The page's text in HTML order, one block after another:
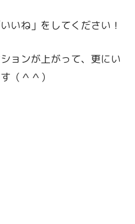
いね」をしてください！
ョンが上がって、更にい
（＾＾）